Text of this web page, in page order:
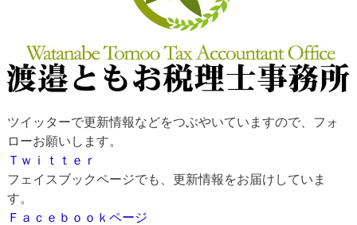
ツイッターで更新情報などをつぶやいていますので、フォ
ローお願いします。
Ｔｗｉｔｔｅｒ
フェイスブックページでも、更新情報をお届けしていま
す。
Ｆａｃｅｂｏｏｋページ